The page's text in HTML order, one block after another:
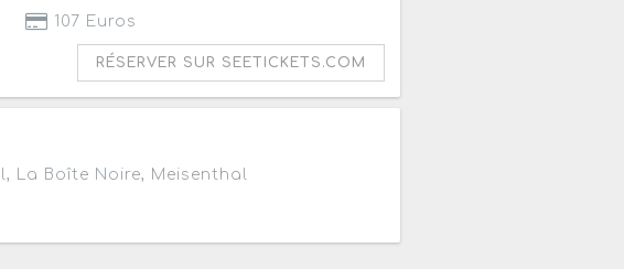
107 Euros
RÉSERVER SUR SEETICKETS.COM
, La Boîte Noire, Meisenthal